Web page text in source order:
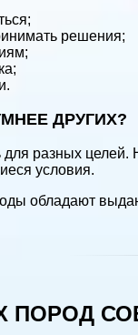
решения;
ДРУГИХ?
разных
условия.
обладают
ПОРОД